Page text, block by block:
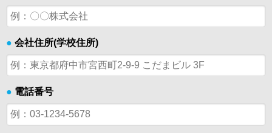
● 会社住所(学校住所)
● 電話番号